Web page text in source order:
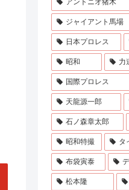
ジャイアント馬場
日本プロレス
昭和 力
国際プロレス
天龍源一郎
石ノ森章太郎
昭和特撮 タ
布袋寅泰
松本隆